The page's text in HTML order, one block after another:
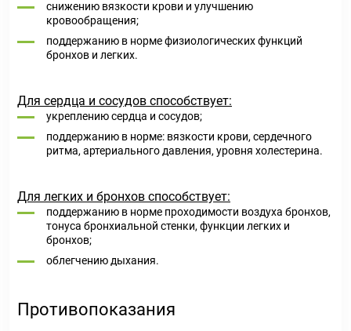
снижению вязкости крови и улучшению
кровообращения;
поддержанию в норме физиологических функций
бронхов и легких.
Для сердца и сосудов способствует:
укреплению сердца и сосудов;
поддержанию в норме: вязкости крови, сердечного
ритма, артериального давления, уровня холестерина.
Для легких и бронхов способствует:
поддержанию в норме проходимости воздуха бронхов,
тонуса бронхиальной стенки, функции легких и
бронхов;
облегчению дыхания.
Противопоказания